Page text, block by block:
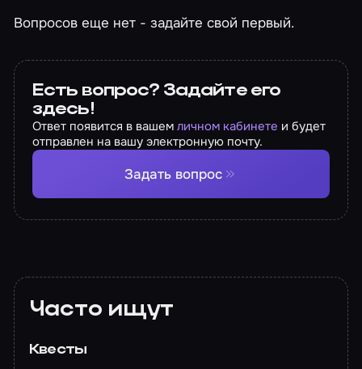
Вопросов еще нет - задайте свой первый.
Есть вопрос? Задайте его
здесь!
Ответ появится в вашем личном кабинете и будет
отправлен на вашу электронную почту.
Задать вопрос
Часто ищут
Квесты